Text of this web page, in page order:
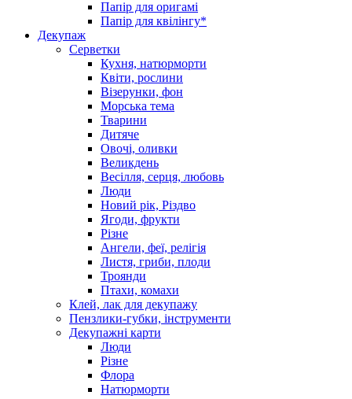
Папір для оригамі
Папір для квілінгу*
Декупаж
Серветки
Кухня, натюрморти
Квіти, рослини
Візерунки, фон
Морська тема
Тварини
Дитяче
Овочі, оливки
Великдень
Весілля, серця, любовь
Люди
Новий рік, Різдво
Ягоди, фрукти
Різне
Ангели, феї, релігія
Листя, гриби, плоди
Троянди
Птахи, комахи
Клей, лак для декупажу
Пензлики-губки, інструменти
Декупажні карти
Люди
Різне
Флора
Натюрморти